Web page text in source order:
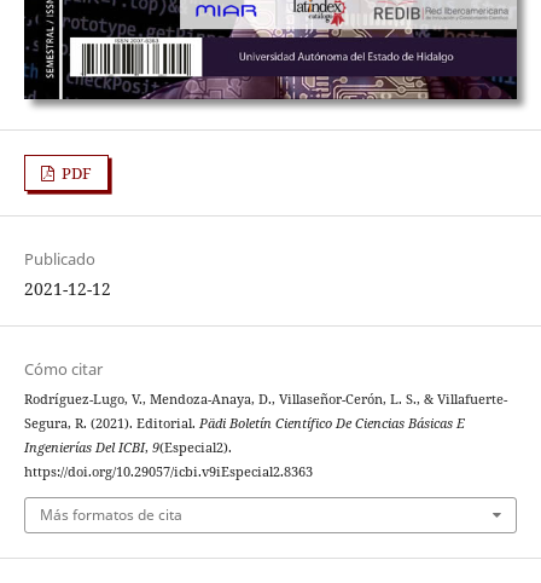
PDF
Publicado
2021-12-12
Cómo citar
Rodríguez-Lugo, V., Mendoza-Anaya, D., Villaseñor-Cerón, L. S., & Villafuerte-
Segura, R. (2021). Editorial. Pädi Boletín Científico De Ciencias Básicas E
Ingenierías Del ICBI, 9(Especial2).
https://doi.org/10.29057/icbi.v9iEspecial2.8363
Más formatos de cita